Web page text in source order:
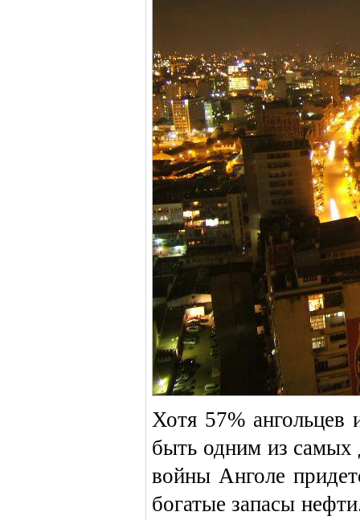
Хотя 57% ангольцев
быть одним из самых
войны Анголе
богатые запасы